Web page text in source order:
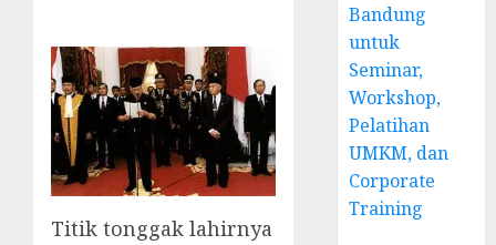
Titik tonggak lahirnya
Bandung
untuk
Seminar,
Workshop,
Pelatihan
UMKM, dan
Corporate
Training